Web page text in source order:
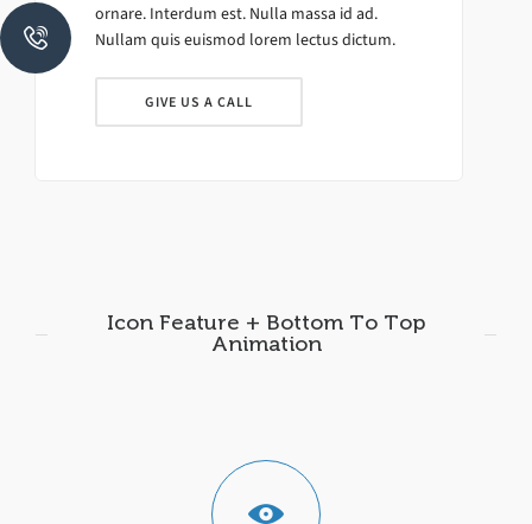
ornare. Interdum est. Nulla massa id ad.
Nullam quis euismod lorem lectus dictum.
GIVE US A CALL
Icon Feature + Bottom To Top
Animation